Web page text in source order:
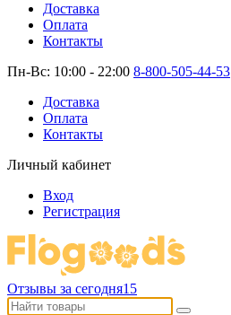
Доставка
Оплата
Контакты
Пн-Вс: 10:00 - 22:00 8-800-505-44-53
Доставка
Оплата
Контакты
Личный кабинет
Вход
Регистрация
Отзывы за сегодня15